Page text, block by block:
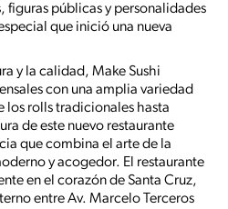
figuras públicas y personalidades
que inició una nueva
y la calidad, Make Sushi
con una amplia variedad
los rolls tradicionales hasta
de este nuevo restaurante
que combina el arte de la
y acogedor. El restaurante
en el corazón de Santa Cruz,
entre Av. Marcelo Terceros